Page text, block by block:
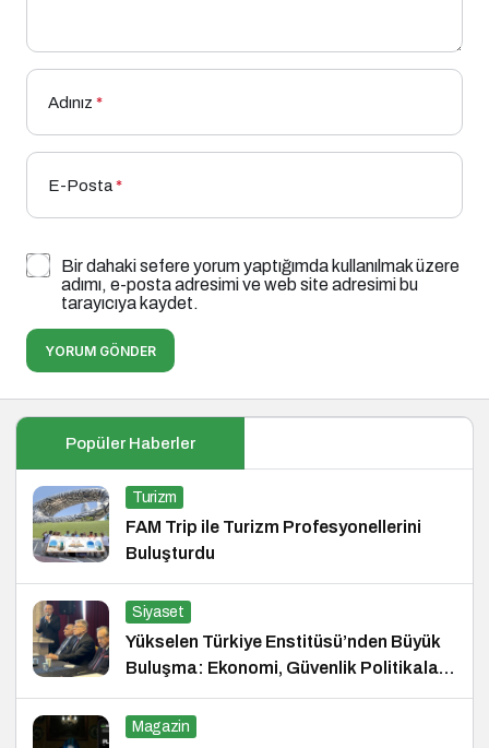
Adınız *
E-Posta*
Bir dahaki sefere yorum yaptığımda kullanılmak üzere
adımı, e-posta adresimi ve web site adresimi bu
tarayıcıya kaydet.
YORUM GÖNDER
Popüler Haberler
Turizm
FAM Trip ile Turizm Profesyonellerini
Buluşturdu
Siyaset
Yükselen Türkiye Enstitüsü’nden Büyük
Buluşma: Ekonomi, Güvenlik Politikaları
ve Hukuk Konferansı
Magazin